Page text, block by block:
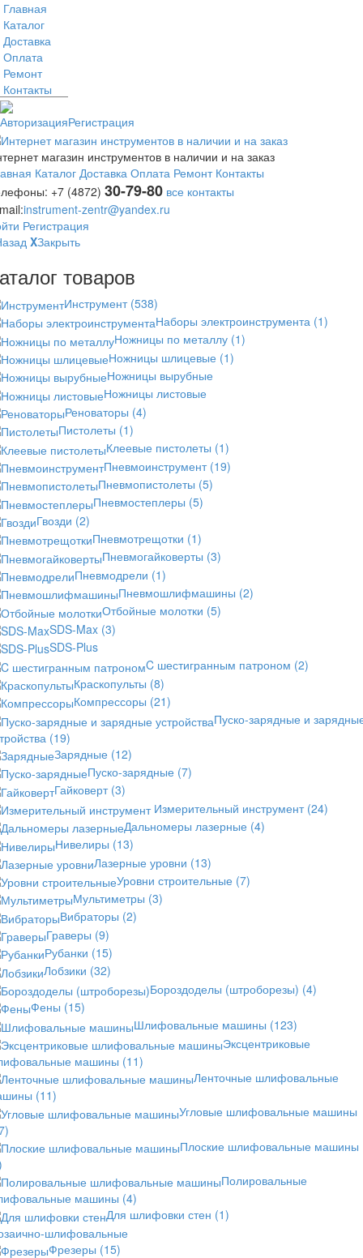
Главная
Каталог
Доставка
Оплата
Ремонт
Контакты
АвторизацияРегистрация
магазин инструментов в наличии и на заказ
Каталог Доставка Оплата Ремонт Контакты
+7 (4872) 30-79-80 все контакты
instrument-zentr@yandex.ru
Регистрация
XЗакрыть
товаров
Инструмент (538)
Наборы электроинструмента (1)
Ножницы по металлу (1)
Ножницы шлицевые (1)
Ножницы вырубные
Ножницы листовые
Реноваторы (4)
Пистолеты (1)
Клеевые пистолеты (1)
Пневмоинструмент (19)
Пневмопистолеты (5)
Пневмостеплеры (5)
Гвозди (2)
Пневмотрещотки (1)
Пневмогайковерты (3)
Пневмодрели (1)
Пневмошлифмашины (2)
Отбойные молотки (5)
SDS-Max (3)
SDS-Plus
C шестигранным патроном (2)
Краскопульты (8)
Компрессоры (21)
Пуско-зарядные и
(19)
Зарядные (12)
Пуско-зарядные (7)
Гайковерт (3)
Измерительный инструмент (24)
Дальномеры лазерные (4)
Нивелиры (13)
Лазерные уровни (13)
Уровни строительные (7)
Мультиметры (3)
Вибраторы (2)
Граверы (9)
Рубанки (15)
Лобзики (32)
Бороздоделы (штроборезы) (4)
Фены (15)
Шлифовальные машины (123)
Эксцентриковые
машины (11)
Ленточные шлифовальные
(11)
Угловые шлифовальные машины
Плоские шлифовальные машины
Полировальные
машины (4)
Для шлифовки стен (1)
шлифовальные
Фрезеры (15)